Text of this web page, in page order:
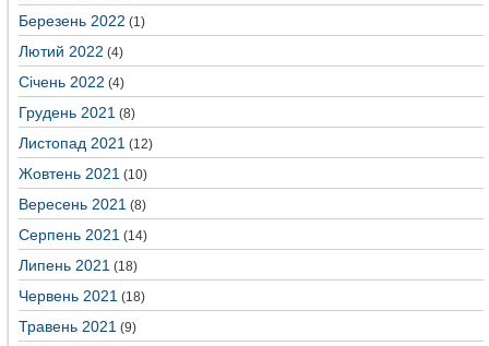
Березень 2022 (1)
Лютий 2022 (4)
Січень 2022 (4)
Грудень 2021 (8)
Листопад 2021 (12)
Жовтень 2021 (10)
Вересень 2021 (8)
Серпень 2021 (14)
Липень 2021 (18)
Червень 2021 (18)
Травень 2021 (9)